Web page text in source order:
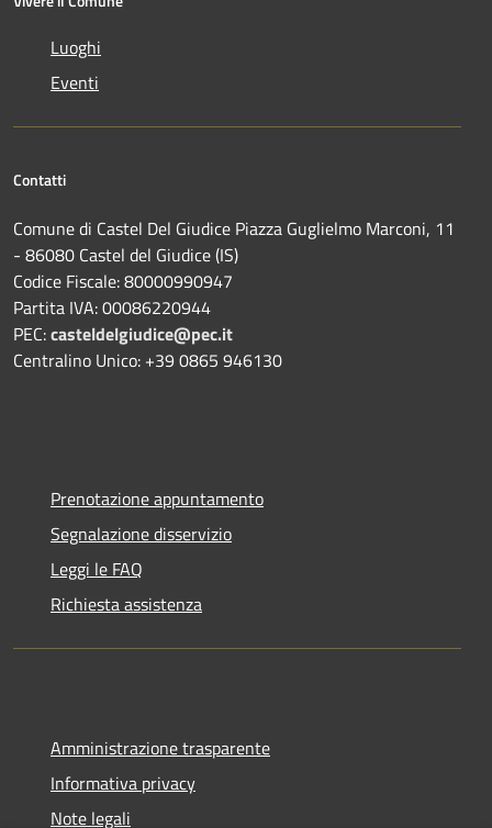
Luoghi
Eventi
Contatti
Comune di Castel Del Giudice Piazza Guglielmo Marconi, 11
- 86080 Castel del Giudice (IS)
Codice Fiscale: 80000990947
Partita IVA: 00086220944
PEC:casteldelgiudice@pec.it
Centralino Unico: +39 0865 946130
Prenotazione appuntamento
Segnalazione disservizio
Leggi le FAQ
Richiesta assistenza
Amministrazione trasparente
Informativa privacy
Note legali